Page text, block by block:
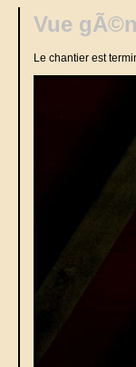
Vue
Le chantier est